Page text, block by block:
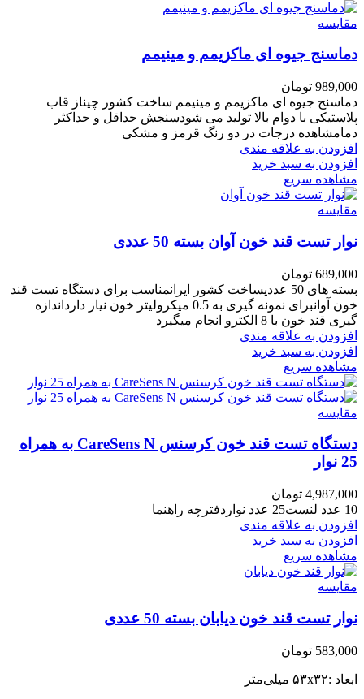
مقایسه
دماسنج جیوه ای ماکزیمم و مینیمم
989,000 تومان
دماسنج جیوه ای ماکزیمم و مینیمم ساخت کشور چیناز قاب
پلاستیکی با دوام بالا تولید می شودسنجش حداقل و حداکثر
دمامشاهده درجات در دو رنگ قرمز و مشکی
افزودن به علاقه مندی
افزودن به سبد خرید
مشاهده سریع
مقایسه
نوار تست قند خون آوان بسته 50 عددی
689,000 تومان
بسته های 50 عددیساخت کشور ایرانمناسب برای دستگاه تست قند
خون آوانبرای نمونه گیری به 0.5 میکرولیتر خون نیاز دارداندازه
گیری قند خون با 8 الکترو انجام میگیرد
افزودن به علاقه مندی
افزودن به سبد خرید
مشاهده سریع
مقایسه
دستگاه تست قند خون کرسنس CareSens N به همراه
25 نوار
4,987,000 تومان
10 عدد لنست25 عدد نواردفترچه راهنما
افزودن به علاقه مندی
افزودن به سبد خرید
مشاهده سریع
مقایسه
نوار تست قند خون دیابان بسته 50 عددی
583,000 تومان
ابعاد :۵۳x۳۲ میلی‌متر